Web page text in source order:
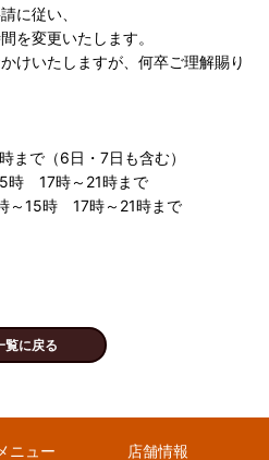
に従い、
を変更いたします。
けいたしますが、何卒ご理解賜り
で（6日・7日も含む）
時 17時～21時まで
～15時 17時～21時まで
覧に戻る
メニュー 店舗情報